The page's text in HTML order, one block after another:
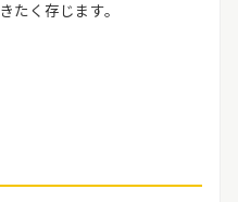
たく存じます。